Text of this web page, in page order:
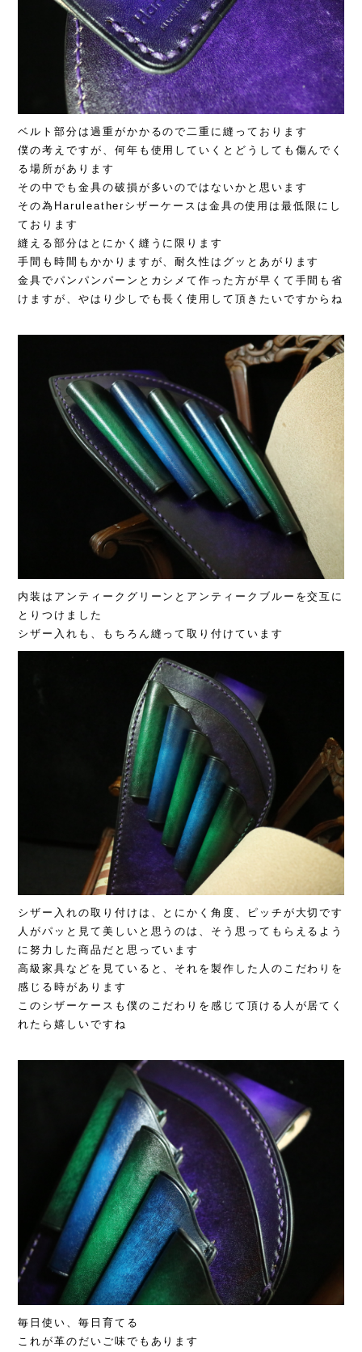
ベルト部分は過重がかかるので二重に縫っております
僕の考えですが、何年も使用していくとどうしても傷んでく
る場所があります
その中でも金具の破損が多いのではないかと思います
その為Haruleatherシザーケースは金具の使用は最低限にし
ております
縫える部分はとにかく縫うに限ります
手間も時間もかかりますが、耐久性はグッとあがります
金具でパンパンパーンとカシメて作った方が早くて手間も省
けますが、やはり少しでも長く使用して頂きたいですからね
内装はアンティークグリーンとアンティークブルーを交互に
とりつけました
シザー入れも、もちろん縫って取り付けています
シザー入れの取り付けは、とにかく角度、ピッチが大切です
人がパッと見て美しいと思うのは、そう思ってもらえるよう
に努力した商品だと思っています
高級家具などを見ていると、それを製作した人のこだわりを
感じる時があります
このシザーケースも僕のこだわりを感じて頂ける人が居てく
れたら嬉しいですね
毎日使い、毎日育てる
これが革のだいご味でもあります